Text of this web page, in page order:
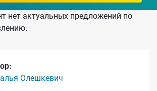
нет актуальных предложений по
Олешкевич